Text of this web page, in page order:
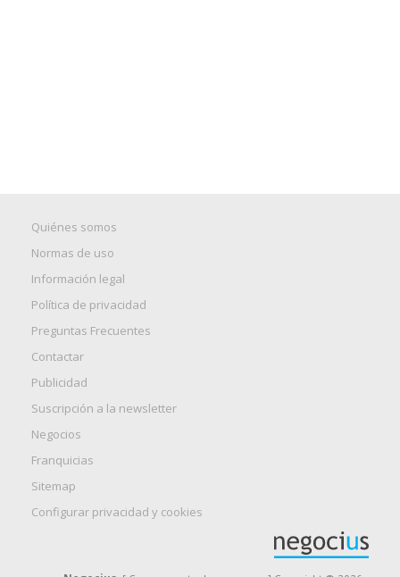
Quiénes somos
Normas de uso
Información legal
Política de privacidad
Preguntas Frecuentes
Contactar
Publicidad
Suscripción a la newsletter
Negocios
Franquicias
Sitemap
Configurar privacidad y cookies